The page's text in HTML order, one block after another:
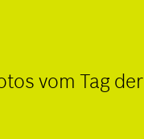
vom Tag der